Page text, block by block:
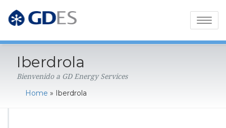
Iberdrola
Bienvenido a GD Energy Services
Home » Iberdrola